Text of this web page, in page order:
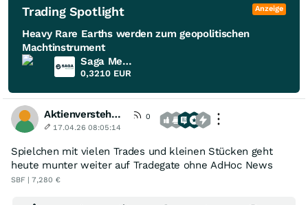
Trading Spotlight Anzeige
Heavy Rare Earths werden zum geopolitischen
Machtinstrument
Saga Metals
0,3210 EUR
Aktienversteher2025
0
17.04.26 08:05:14
Spielchen mit vielen Trades und kleinen Stücken geht
heute munter weiter auf Tradegate ohne AdHoc News
SBF | 7,280 €